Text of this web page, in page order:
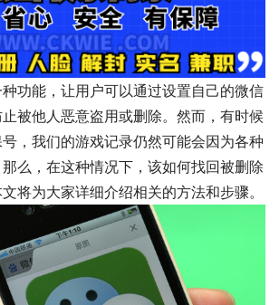
功能，让用户可以通过设置自己的微信
被他人恶意盗用或删除。然而，有时候
，我们的游戏记录仍然可能会因为各种
么，在这种情况下，该如何找回被删除
将为大家详细介绍相关的方法和步骤。